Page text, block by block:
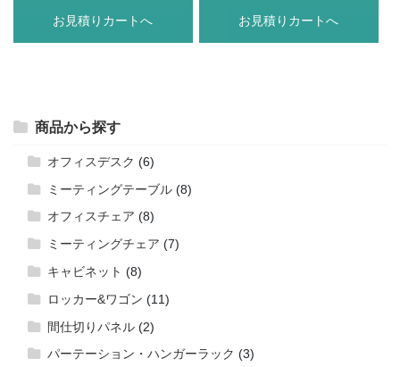
お見積りカートへ お見積りカートへ
商品から探す
オフィスデスク (6)
ミーティングテーブル (8)
オフィスチェア (8)
ミーティングチェア (7)
キャビネット (8)
ロッカー&ワゴン (11)
間仕切りパネル (2)
パーテーション・ハンガーラック (3)